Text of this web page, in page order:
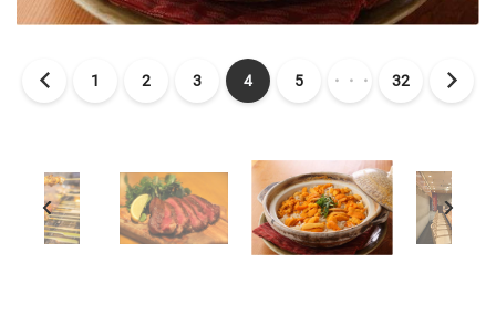
1 2 3 4 5 ・・・ 32